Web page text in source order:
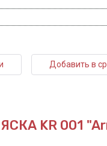
Добавить в
KR 001